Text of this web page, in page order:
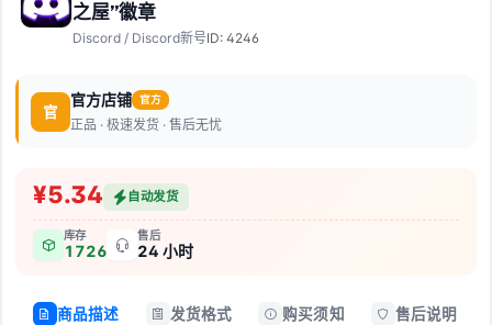
之屋”徽章
Discord / Discord新号ID: 4246
官
官方店铺 官方
正品 · 极速发货 · 售后无忧
¥5.34 自动发货
库存
1726
售后
24 小时
商品描述 发货格式 购买须知 售后说明